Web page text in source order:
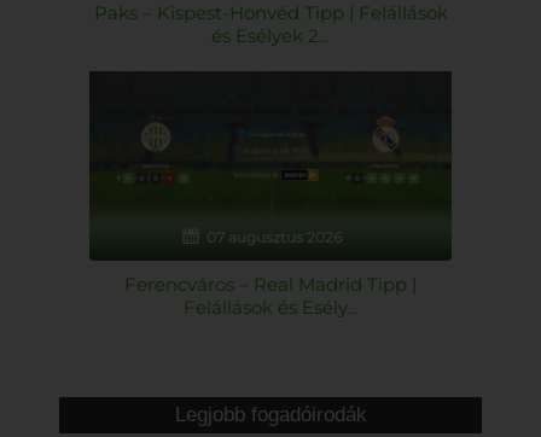
Paks – Kispest-Honvéd Tipp | Felállások
és Esélyek 2...
07 augusztus 2026
Ferencváros – Real Madrid Tipp |
Felállások és Esély...
Legjobb fogadóirodák